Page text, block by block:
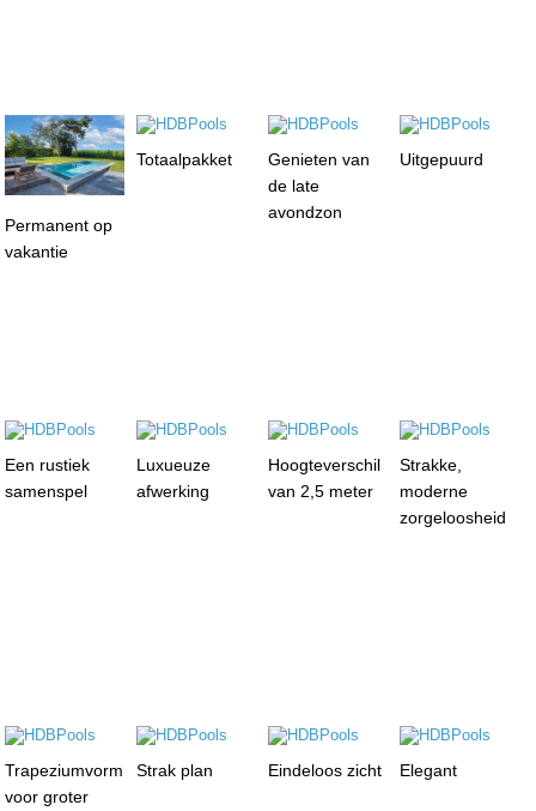
Permanent op
vakantie
Totaalpakket
Genieten van
de late
avondzon
Uitgepuurd
Een rustiek
samenspel
Luxueuze
afwerking
Hoogteverschil
van 2,5 meter
Strakke,
moderne
zorgeloosheid
Trapeziumvorm
voor groter
Strak plan Eindeloos zicht Elegant